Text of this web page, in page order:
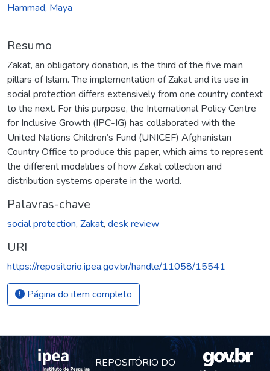
Hammad, Maya
Resumo
Zakat, an obligatory donation, is the third of the five main
pillars of Islam. The implementation of Zakat and its use in
social protection differs extensively from one country context
to the next. For this purpose, the International Policy Centre
for Inclusive Growth (IPC-IG) has collaborated with the
United Nations Children’s Fund (UNICEF) Afghanistan
Country Office to produce this paper, which aims to represent
the different modalities of how Zakat collection and
distribution systems operate in the world.
Palavras-chave
social protection, Zakat, desk review
URI
https://repositorio.ipea.gov.br/handle/11058/15541
Página do item completo
REPOSITÓRIO DO